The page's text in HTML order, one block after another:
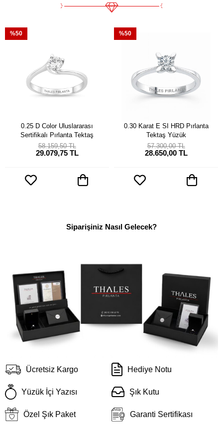
0.25 D Color Uluslararası
Sertifikalı Pırlanta Tektaş
29.079,75 TL
58.159,50 TL
%50
0.30 Karat E SI HRD Pırlanta
Tektaş Yüzük
28.650,00 TL
57.300,00 TL
%50
Siparişiniz Nasıl Gelecek?
Ücretsiz Kargo Hediye Notu
Yüzük İçi Yazısı Şık Kutu
Özel Şık Paket Garanti Sertifikası